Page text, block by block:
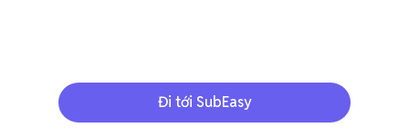
Đi tới SubEasy